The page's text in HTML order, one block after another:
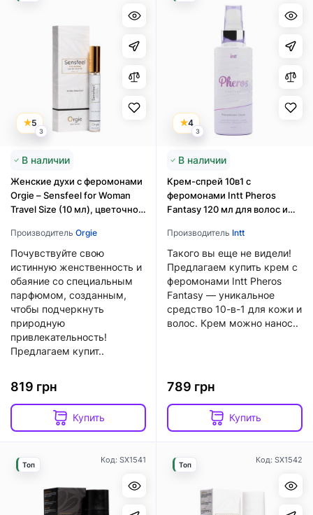
5
3
В наличии
Женские духи с феромонами
Orgie – Sensfeel for Woman
Travel Size (10 мл), цветочно-
Производитель Orgie
Почувствуйте свою
истинную женственность и
обаяние со специальным
парфюмом, созданным,
чтобы подчеркнуть
природную
привлекательность!
Предлагаем купит..
819 грн
Купить
4
3
В наличии
Крем-спрей 10в1 с
феромонами Intt Pheros
Fantasy 120 мл для волос и
кокоса
Производитель Intt
Такого вы еще не видели!
Предлагаем купить крем с
феромонами Intt Pheros
Fantasy — уникальное
средство 10-в-1 для кожи и
волос. Крем можно нанос..
789 грн
Купить
Код: SX1541
Топ Код: SX1542
Топ